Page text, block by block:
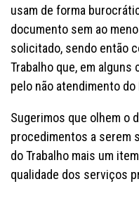
usam de forma
documento sem ao
solicitado, sendo então
Trabalho que, em
pelo não atendimento do
Sugerimos que olhem o
procedimentos a serem
do Trabalho mais um
qualidade dos serviços